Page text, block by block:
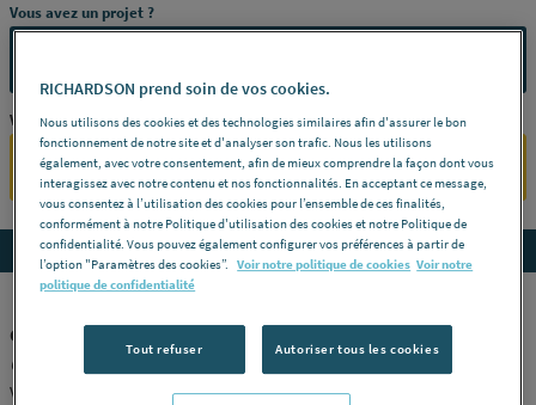
Vous avez un projet ?
Vous êtes un professionnel ?
SE CONNECTER
Accedez aux détails du produit
COUPE TUBE PLASTIQUE - PC50
Ouverture (mm)
VIRAX [215050]
RICHARDSON prend soin de vos cookies.
Nous utilisons des cookies et des technologies similaires afin d'assurer le bon
fonctionnement de notre site et d'analyser son trafic. Nous les utilisons
également, avec votre consentement, afin de mieux comprendre la façon dont vous
interagissez avec notre contenu et nos fonctionnalités. En acceptant ce message,
vous consentez à l’utilisation des cookies pour l’ensemble de ces finalités,
conformément à notre Politique d'utilisation des cookies et notre Politique de
confidentialité. Vous pouvez également configurer vos préférences à partir de
l’option "Paramètres des cookies”. Voir notre politique de cookies Voir notre
politique de confidentialité
Tout refuser Autoriser tous les cookies